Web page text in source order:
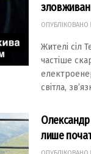
ОПУБЛІКОВАНО
Жителі сіл
частіше
світла,
лише